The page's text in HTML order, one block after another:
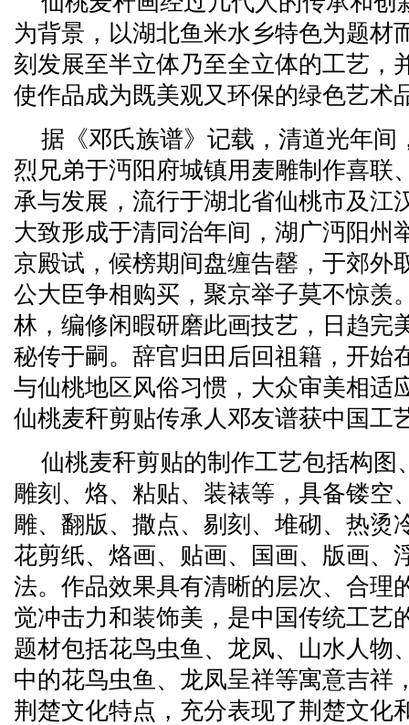
为背景，以湖北鱼米水乡特色为题材
刻发展至半立体乃至全立体的工艺，
使作品成为既美观又环保的绿色艺术
据《邓氏族谱》记载，清道光年间
烈兄弟于沔阳府城镇用麦雕制作喜联
承与发展，流行于湖北省仙桃市及江
大致形成于清同治年间，湖广沔阳州
京殿试，候榜期间盘缠告罄，于郊外
公大臣争相购买，聚京举子莫不惊羡
林，编修闲暇研磨此画技艺，日趋完
秘传于嗣。辞官归田后回祖籍，开始
与仙桃地区风俗习惯，大众审美相适
仙桃麦秆剪贴传承人邓友谱获中国工
仙桃麦秆剪贴的制作工艺包括构图
雕刻、烙、粘贴、装裱等，具备镂空
雕、翻版、撒点、剔刻、堆砌、热烫
花剪纸、烙画、贴画、国画、版画、
法。作品效果具有清晰的层次、合理
觉冲击力和装饰美，是中国传统工艺
题材包括花鸟虫鱼、龙凤、山水人物
中的花鸟虫鱼、龙凤呈祥等寓意吉祥
荆楚文化特点，充分表现了荆楚文化